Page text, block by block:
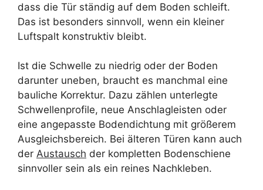
dass die Tür ständig auf dem Boden schleift.
Das ist besonders sinnvoll, wenn ein kleiner
Luftspalt konstruktiv bleibt.
Ist die Schwelle zu niedrig oder der Boden
darunter uneben, braucht es manchmal eine
bauliche Korrektur. Dazu zählen unterlegte
Schwellenprofile, neue Anschlagleisten oder
eine angepasste Bodendichtung mit größerem
Ausgleichsbereich. Bei älteren Türen kann auch
der Austausch der kompletten Bodenschiene
sinnvoller sein als ein reines Nachkleben.